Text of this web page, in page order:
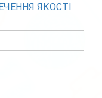
ЯКОСТІ